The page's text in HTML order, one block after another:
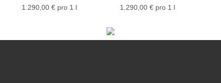
1.290,00 € pro 1 l 1.290,00 € pro 1 l